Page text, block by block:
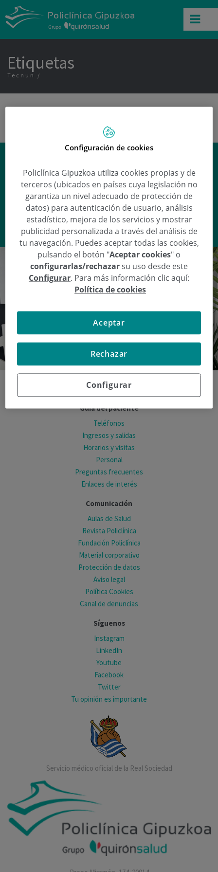
Etiquetas
Tecnun
Ana González Elóseguiresponde a esta y
otras preguntas en nuestra sección de
Preguntas médicas.
VER RESPUESTA
Guía del paciente
Teléfonos
Ingresos y salidas
Horarios y visitas
Personal
Preguntas frecuentes
Enlaces de interés
Comunicación
Aulas de Salud
Revista Policlínica
Fundación Policlínica
Material corporativo
Protección de datos
Aviso legal
Política Cookies
Canal de denuncias
Síguenos
Instagram
LinkedIn
Youtube
Facebook
Twitter
Tu opinión es importante
Servicio médico oficial de la Real Sociedad
Configuración de cookies
Policlínica Gipuzkoa utiliza cookies propias y de
terceros (ubicados en países cuya legislación no
garantiza un nivel adecuado de protección de
datos) para autenticación de usuario, análisis
estadístico, mejora de los servicios y mostrar
publicidad personalizada a través del análisis de
tu navegación. Puedes aceptar todas las cookies,
pulsando el botón "Aceptar cookies" o
configurarlas/rechazarsu uso desde este
Configurar. Para más información clic aquí:
Política de cookies
Configurar
Rechazar
Aceptar